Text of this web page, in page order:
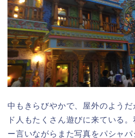
中もきらびやかで、屋外のよう
ド人もたくさん遊びに来ている
ー言いながらまた写真をパシャパ